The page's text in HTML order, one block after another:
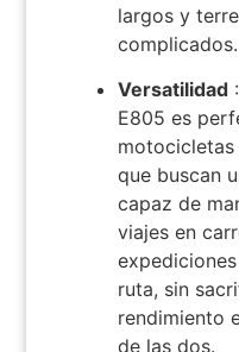
largos y
complicados.
Versatilidad:
E805 es
motocicletas
que buscan
capaz de
viajes en
ruta, sin
rendimiento
de las dos.